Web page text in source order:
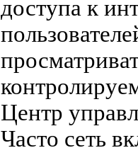
доступа к
Центр
Часто сеть